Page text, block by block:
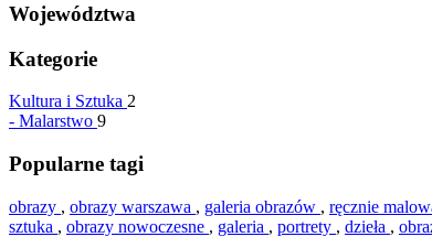
Województwa
Kategorie
Kultura i Sztuka 2
- Malarstwo 9
Popularne tagi
obrazy , obrazy warszawa , galeria obrazów , ręcznie
sztuka , obrazy nowoczesne , galeria , portrety , dzieła ,